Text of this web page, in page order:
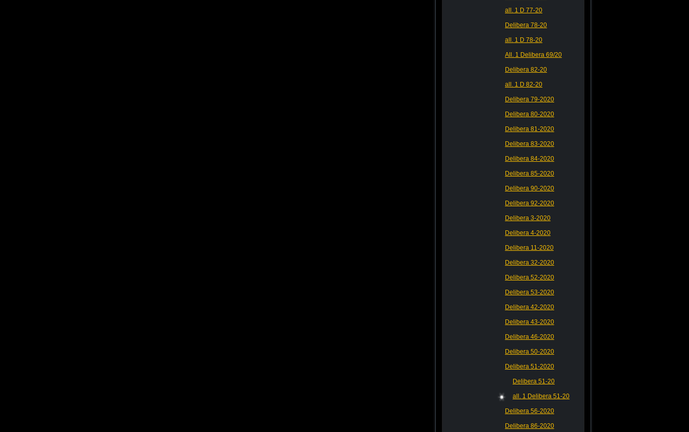
all. 1 D 77-20
Delibera 78-20
all. 1 D 78-20
All. 1 Delibera 69/20
Delibera 82-20
all. 1 D 82-20
Delibera 79-2020
Delibera 80-2020
Delibera 81-2020
Delibera 83-2020
Delibera 84-2020
Delibera 85-2020
Delibera 90-2020
Delibera 92-2020
Delibera 3-2020
Delibera 4-2020
Delibera 11-2020
Delibera 32-2020
Delibera 52-2020
Delibera 53-2020
Delibera 42-2020
Delibera 43-2020
Delibera 46-2020
Delibera 50-2020
Delibera 51-2020
Delibera 51-20
all. 1 Delibera 51-20
Delibera 56-2020
Delibera 86-2020